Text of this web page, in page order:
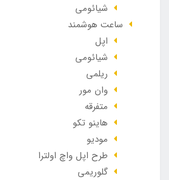
شیائومی
ساعت هوشمند
اپل
شیائومی
ریلمی
وان مور
متفرقه
هاینو تکو
مودیو
طرح اپل واچ اولترا
گلوریمی